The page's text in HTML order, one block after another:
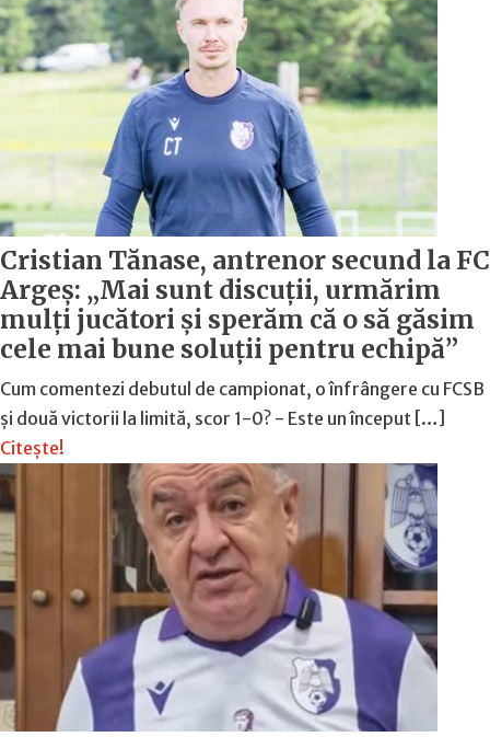
Cristian Tănase, antrenor secund la FC
Argeş: „Mai sunt discuţii, urmărim
mulţi jucători şi sperăm că o să găsim
cele mai bune soluţii pentru echipă”
Cum comentezi debutul de campionat, o înfrângere cu FCSB
și două victorii la limită, scor 1-0? - Este un început […]
Citește!